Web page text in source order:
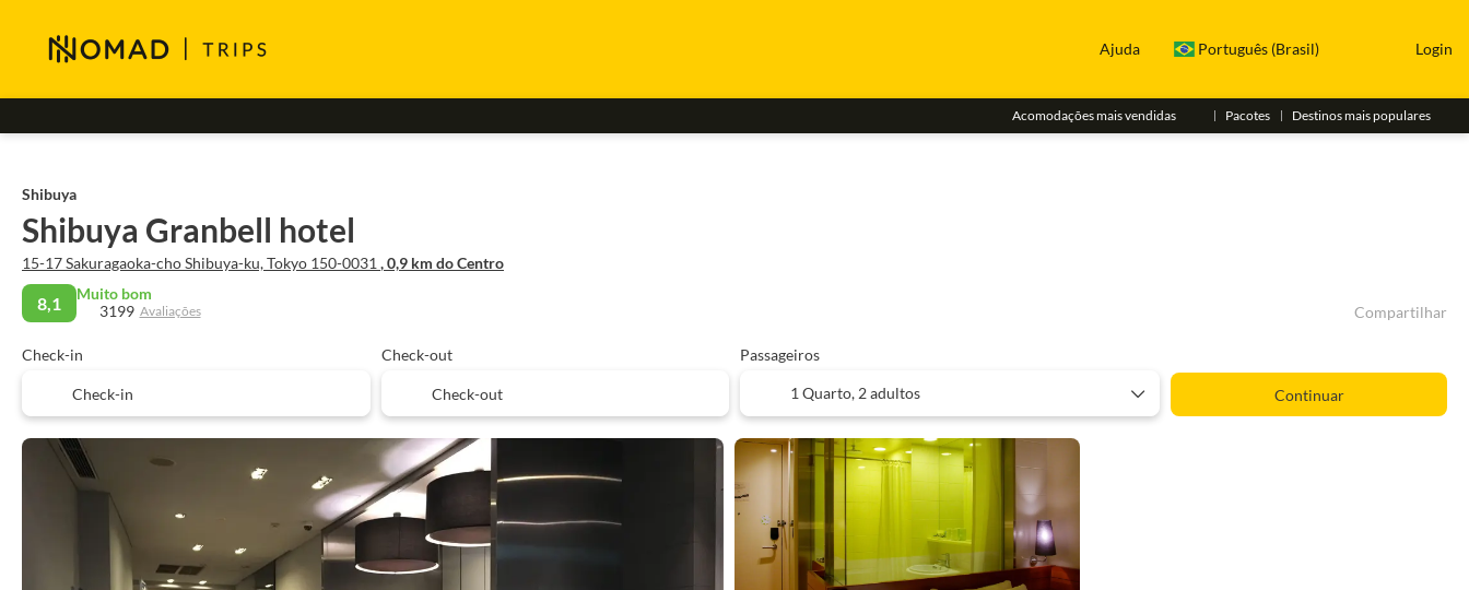
Ajuda Português (Brasil) Login
Acomodações mais vendidas Pacotes Destinos mais populares
Shibuya
Shibuya Granbell hotel
15-17 Sakuragaoka-cho Shibuya-ku, Tokyo 150-0031 , 0,9 km do Centro
8,1
Muito bom
3199 Avaliações Compartilhar
Check-in Check-out Passageiros
1 Quarto, 2 adultos Continuar